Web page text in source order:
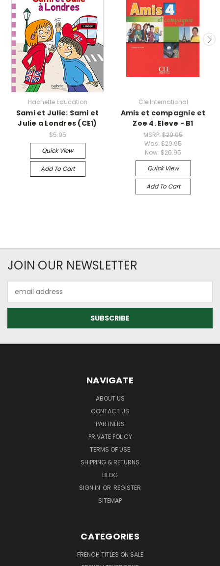
Hachette Education
Sami et Julie: Sami et
Julie a Londres (CE1)
$5.95
Quick View
Add To Cart
Cle International
Amis et compagnie et
Zoe 4. Eleve - B1
MSRP: $29.95
Was: $29.95
Now: $26.95
Quick View
Add To Cart
JOIN OUR NEWSLETTER
Address
NAVIGATE
ABOUT US
CONTACT US
PARTNERS
PRIVATE POLICY
TERMS OF USE
SHIPPING & RETURNS
BLOG
SIGN IN OR REGISTER
SITEMAP
CATEGORIES
FRENCH TITLES ON SALE